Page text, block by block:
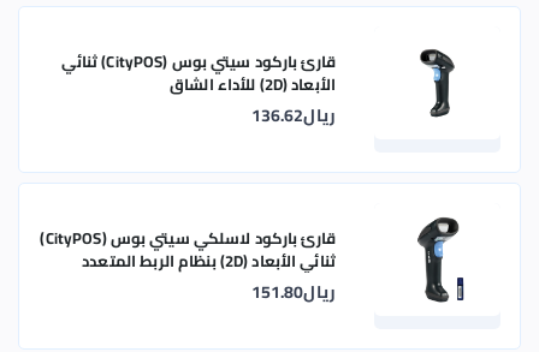
قارئ باركود سيتي بوس (CityPOS) ثنائي
الأبعاد (2D) للأداء الشاق
ريال136.62
قارئ باركود لاسلكي سيتي بوس (CityPOS)
ثنائي الأبعاد (2D) بنظام الربط المتعدد
ريال151.80